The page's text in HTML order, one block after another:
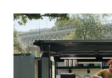
ク
の
オ